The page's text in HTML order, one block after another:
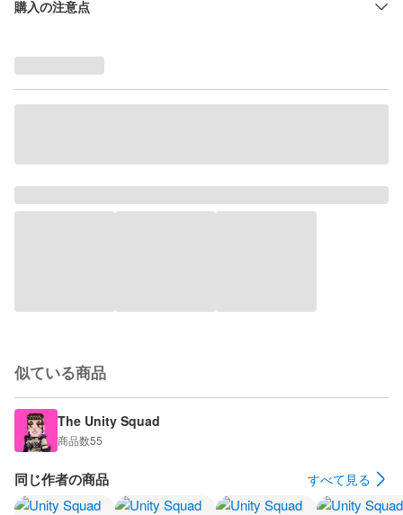
購入の注意点
似ている商品
The Unity Squad
商品数55
同じ作者の商品 すべて見る